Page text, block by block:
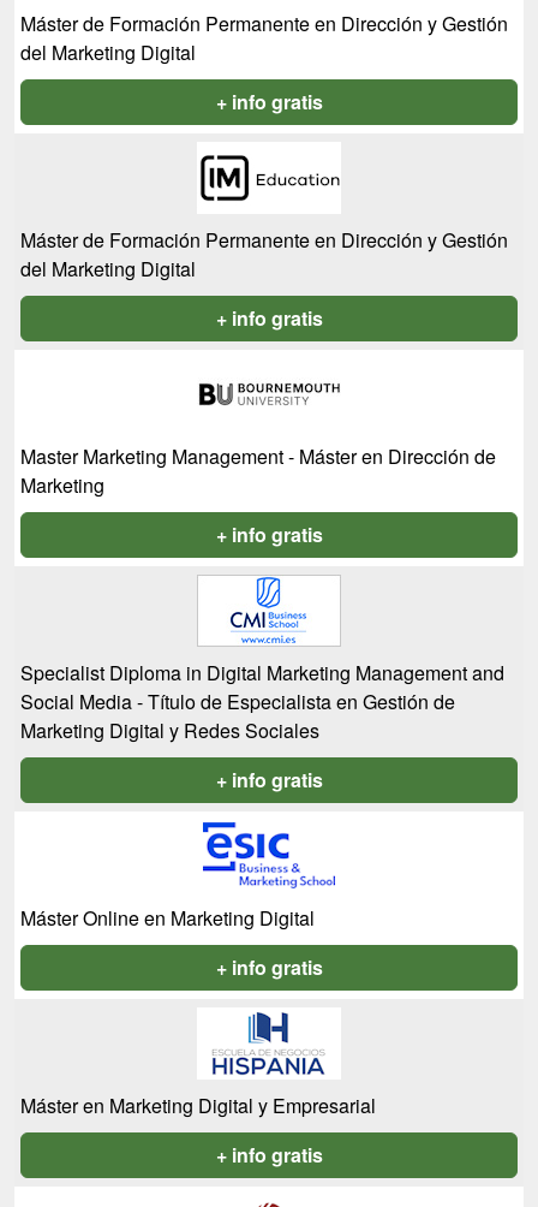
Máster de Formación Permanente en Dirección y Gestión
del Marketing Digital
+ info gratis
Máster de Formación Permanente en Dirección y Gestión
del Marketing Digital
+ info gratis
Master Marketing Management - Máster en Dirección de
Marketing
+ info gratis
Specialist Diploma in Digital Marketing Management and
Social Media - Título de Especialista en Gestión de
Marketing Digital y Redes Sociales
+ info gratis
Máster Online en Marketing Digital
+ info gratis
Máster en Marketing Digital y Empresarial
+ info gratis